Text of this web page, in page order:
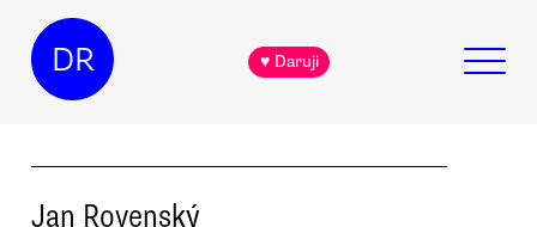
DR ♥ Daruji
Jan Rovenský